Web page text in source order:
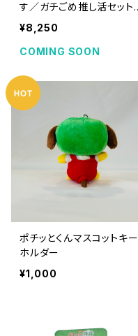
す／ガチごめ推し活セット
[受注期間：2026年8月31
日(月)23:59まで]
¥8,250
COMING SOON
ポチッとくんマスコットキー
ホルダー
¥1,000